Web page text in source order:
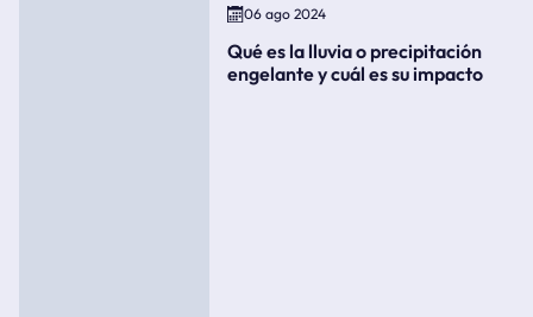
06 ago 2024
Qué es la lluvia o precipitación
engelante y cuál es su impacto